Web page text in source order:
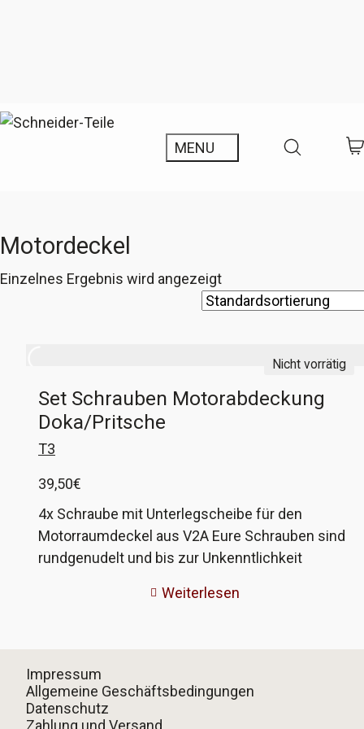
Motordeckel
Einzelnes Ergebnis wird angezeigt
Nicht vorrätig
Set Schrauben Motorabdeckung
Doka/Pritsche
T3
39,50€
4x Schraube mit Unterlegscheibe für den
Motorraumdeckel aus V2A Eure Schrauben sind
rundgenudelt und bis zur Unkenntlichkeit
Dann kann euch hiermit geholfen werden! Diese
100% dem Original, ausser das sie nicht rosten.
Weiterlesen
Impressum
Allgemeine Geschäftsbedingungen
Datenschutz
Zahlung und Versand